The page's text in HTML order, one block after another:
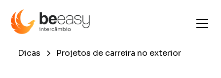
Dicas Projetos de carreira no exterior